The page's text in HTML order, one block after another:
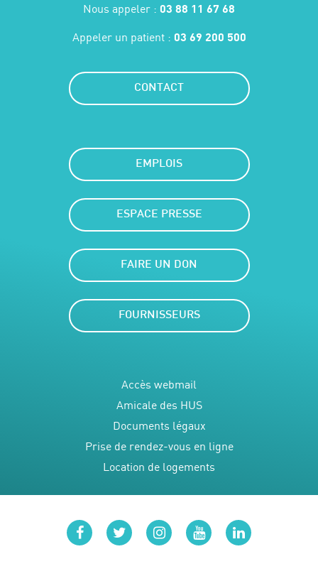
Nous appeler : 03 88 11 67 68
Appeler un patient : 03 69 200 500
CONTACT
EMPLOIS
ESPACE PRESSE
FAIRE UN DON
FOURNISSEURS
Accès webmail
Amicale des HUS
Documents légaux
Prise de rendez-vous en ligne
Location de logements
facebooktwitterinstagram
youtubelinkedin